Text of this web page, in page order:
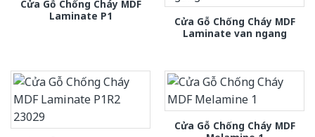
Cửa Gỗ Chống Cháy MDF
Laminate P1
Cửa Gỗ Chống Cháy MDF
Laminate van ngang
Cửa Gỗ Chống Cháy MDF